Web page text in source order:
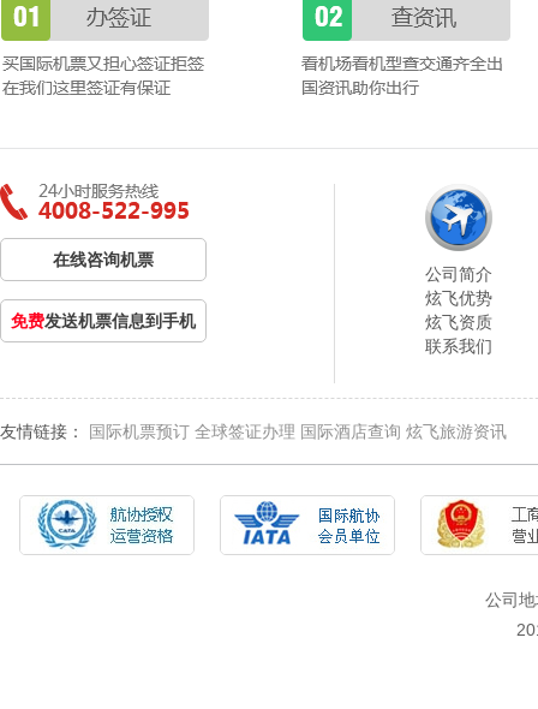
在线咨询机票
免费发送机票信息到手机
公司简介
炫飞优势
炫飞资质
联系我们
友情链接： 国际机票预订 全球签证办理 国际酒店查询 炫飞旅游资讯
公司